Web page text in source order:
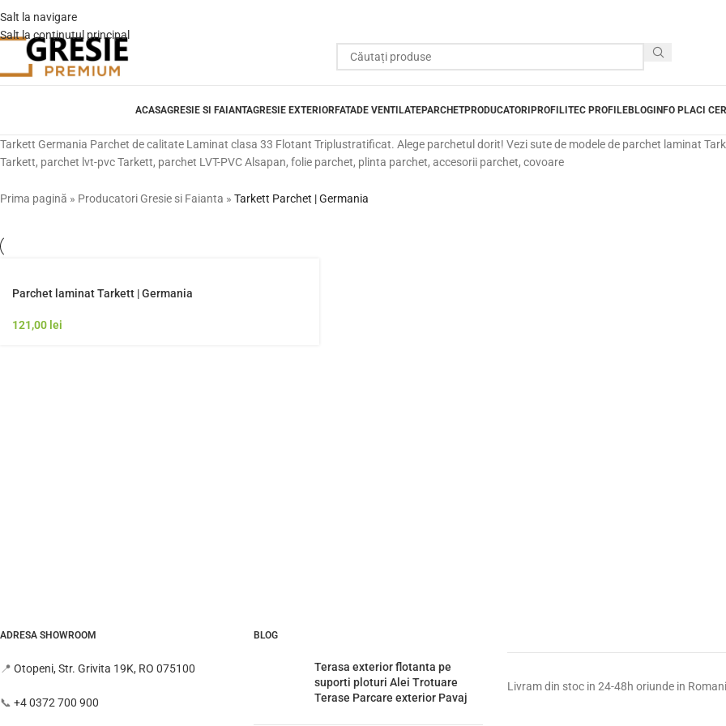
Salt la navigare
Salt la conținutul principal
ACASAGRESIE SI FAIANTAGRESIE EXTERIORFATADE VENTILATEPARCHETPRODUCATORI PROFILITEC PROFILEBLOG INFO PLACI
Tarkett Germania Parchet de calitate Laminat clasa 33 Flotant Triplustratificat. Alege parchetul dorit! Vezi sute de modele de parchet laminat
Tarkett, parchet lvt-pvc Tarkett, parchet LVT-PVC Alsapan, folie parchet, plinta parchet, accesorii parchet, covoare
Prima pagină » Producatori Gresie si Faianta » Tarkett Parchet | Germania
Parchet laminat Tarkett | Germania
121,00 lei
ADRESA SHOWROOM
📍 Otopeni, Str. Grivita 19K, RO 075100
📞 +4 0372 700 900
BLOG
Terasa exterior flotanta pe
suporti ploturi Alei Trotuare
Terase Parcare exterior Pavaj
Livram din stoc in 24-48h oriunde in